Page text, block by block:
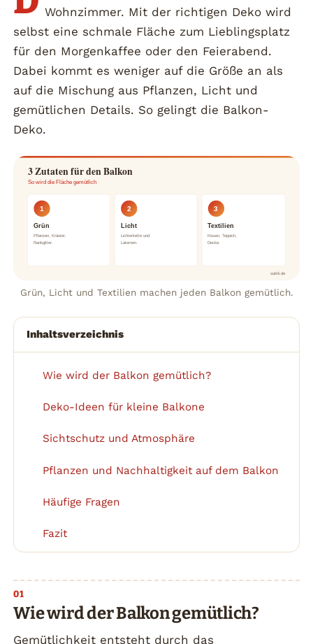
Wohnzimmer. Mit der richtigen Deko wird
selbst eine schmale Fläche zum Lieblingsplatz
für den Morgenkaffee oder den Feierabend.
Dabei kommt es weniger auf die Größe an als
auf die Mischung aus Pflanzen, Licht und
gemütlichen Details. So gelingt die Balkon-
Deko.
3 Zutaten für den Balkon
So wird die Fläche gemütlich
1
Grün
Pflanzen, Kräuter,
Rankgitter.
2
Licht
Lichterkette und
Laternen.
3
Textilien
Kissen, Teppich,
Decke.
sukhi.de
Grün, Licht und Textilien machen jeden Balkon gemütlich.
Inhaltsverzeichnis
Wie wird der Balkon gemütlich?
Deko-Ideen für kleine Balkone
Sichtschutz und Atmosphäre
Pflanzen und Nachhaltigkeit auf dem Balkon
Häufige Fragen
Fazit
Wie wird der Balkon gemütlich?
Gemütlichkeit entsteht durch das